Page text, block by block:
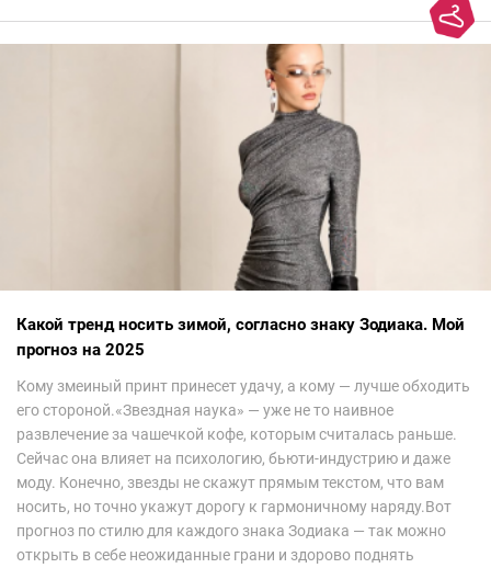
Какой тренд носить зимой, согласно знаку Зодиака. Мой
прогноз на 2025
Кому змеиный принт принесет удачу, а кому — лучше обходить
его стороной.«Звездная наука» — уже не то наивное
развлечение за чашечкой кофе, которым считалась раньше.
Сейчас она влияет на психологию, бьюти-индустрию и даже
моду. Конечно, звезды не скажут прямым текстом, что вам
носить, но точно укажут дорогу к гармоничному наряду.Вот
прогноз по стилю для каждого знака Зодиака — так можно
открыть в себе неожиданные грани и здорово поднять